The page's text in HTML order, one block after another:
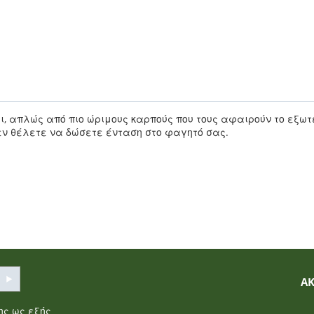
απλώς από πιο ώριμους καρπούς που τους αφαιρούν το
θέλετε να δώσετε ένταση στο φαγητό σας.
ως εξής